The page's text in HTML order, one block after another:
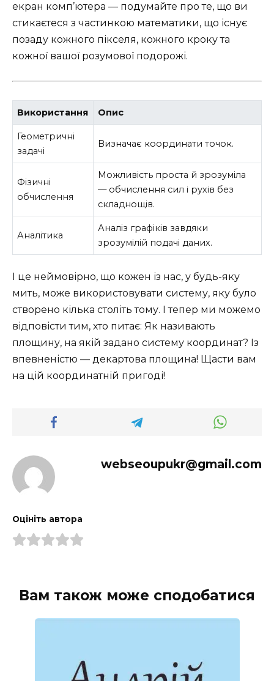
екран комп’ютера — подумайте про те, що ви
стикаєтеся з частинкою математики, що існує
позаду кожного пікселя, кожного кроку та
кожної вашої розумової подорожі.
Використання Опис
Геометричні
задачі
Визначає координати точок.
Фізичні
обчислення
Можливість проста й зрозуміла
— обчислення сил і рухів без
складнощів.
Аналітика
Аналіз графіків завдяки
зрозумілій подачі даних.
І це неймовірно, що кожен із нас, у будь-яку
мить, може використовувати систему, яку було
створено кілька століть тому. І тепер ми можемо
відповісти тим, хто питає: Як називають
площину, на якій задано систему координат? Із
впевненістю — декартова площина! Щасти вам
на цій координатній пригоді!
webseoupukr@gmail.com
Оцініть автора
Вам також може сподобатися